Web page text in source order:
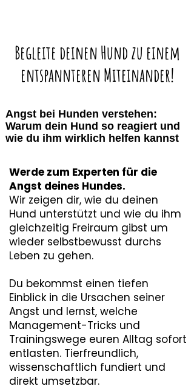
Begleite deinen Hund zu einem
entspannteren Miteinander!
Angst bei Hunden verstehen:
Warum dein Hund so reagiert und
wie du ihm wirklich helfen kannst
Werde zum Experten für die
Angst deines Hundes.
Wir zeigen dir, wie du deinen
Hund unterstützt und wie du ihm
gleichzeitig Freiraum gibst um
wieder selbstbewusst durchs
Leben zu gehen.
Du bekommst einen tiefen
Einblick in die Ursachen seiner
Angst und lernst, welche
Management-Tricks und
Trainingswege euren Alltag sofort
entlasten. Tierfreundlich,
wissenschaftlich fundiert und
direkt umsetzbar.